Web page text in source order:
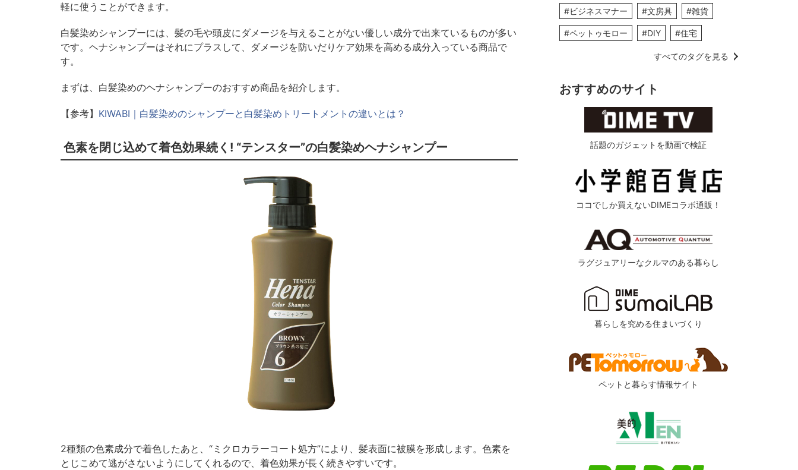
軽に使うことができます。
白髪染めシャンプーには、髪の毛や頭皮にダメージを与えることがない優しい成分で出来ているものが多い
です。ヘナシャンプーはそれにプラスして、ダメージを防いだりケア効果を高める成分入っている商品で
す。
まずは、白髪染めのヘナシャンプーのおすすめ商品を紹介します。
【参考】 KIWABI｜白髪染めのシャンプーと白髪染めトリートメントの違いとは？
色素を閉じ込めて着色効果続く! “テンスター”の白髪染めヘナシャンプー
2種類の色素成分で着色したあと、“ミクロカラーコート処方”により、髪表面に被膜を形成します。色素を
とじこめて逃がさないようにしてくれるので、着色効果が長く続きやすいです。
#ビジネスマナー #文房具 #雑貨
#ペットゥモロー #DIY #住宅
すべてのタグを見る
おすすめのサイト
話題のガジェットを動画で検証
ココでしか買えないDIMEコラボ通販！
ラグジュアリーなクルマのある暮らし
暮らしを究める住まいづくり
ペットと暮らす情報サイト